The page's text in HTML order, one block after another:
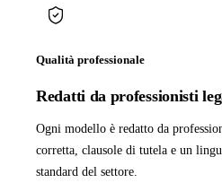
Qualità professionale
Redatti da professionisti
Ogni modello è redatto da
corretta, clausole di tutela e un
standard del settore.